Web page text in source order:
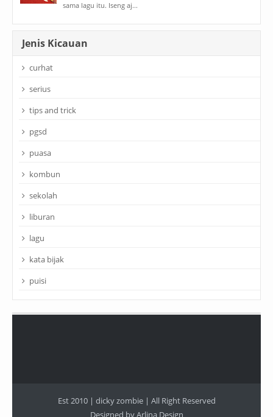
sama lagu itu. Iseng aj...
Jenis Kicauan
curhat
serius
tips and trick
pgsd
puasa
kombun
sekolah
liburan
lagu
kata bijak
puisi
Est 2010 | dicky zombie| All Right Reserved
Designed byArlina Design